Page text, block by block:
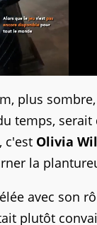
plus
temps, serait
c'est Olivia
la
avec son
plutôt